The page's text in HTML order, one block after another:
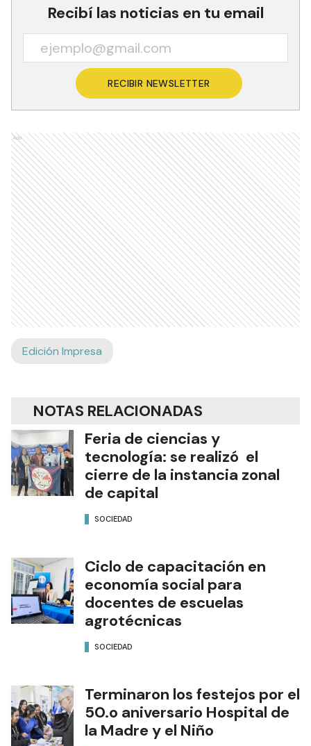
Recibí las noticias en tu email
RECIBIR NEWSLETTER
Ads
Edición Impresa
NOTAS RELACIONADAS
Feria de ciencias y
tecnología: se realizó el
cierre de la instancia zonal
de capital
SOCIEDAD
Ciclo de capacitación en
economía social para
docentes de escuelas
agrotécnicas
SOCIEDAD
Terminaron los festejos por el
50.o aniversario Hospital de
la Madre y el Niño